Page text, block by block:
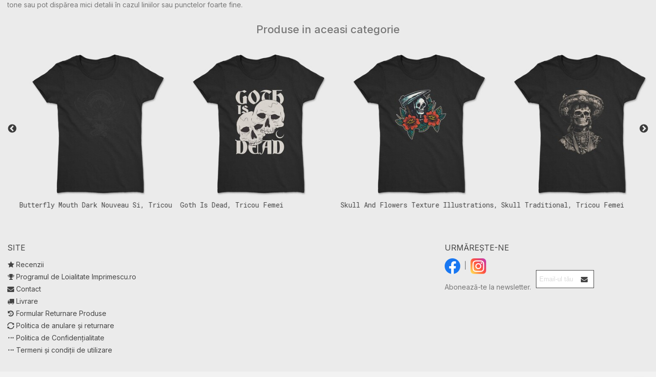
tone sau pot dispărea mici detalii în cazul liniilor sau punctelor foarte fine.
Produse in aceasi categorie
Butterfly Mouth Dark Nouveau Si, Tricou
Goth Is Dead, Tricou Femei
Skull And Flowers Texture Illustrations, Skull Traditional, Tricou Femei
SITE
Recenzii
Programul de Loialitate Imprimescu.ro
Contact
Livrare
Formular Returnare Produse
Politica de anulare și returnare
Politica de Confidențialitate
Termeni și condiții de utilizare
URMĂREȘTE-NE
|
Abonează-te la newsletter.